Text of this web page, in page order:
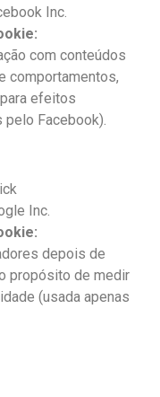
Inc.
com conteúdos
comportamentos,
efeitos
Facebook).
Inc.
depois de
propósito de medir
(usada apenas